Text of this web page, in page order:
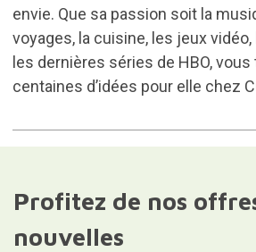
envie. Que sa passion soit la
voyages, la cuisine, les jeux
les dernières séries de HBO,
centaines d’idées pour elle chez
Profitez de nos
nouvelles